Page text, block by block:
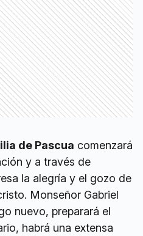
de Pascua comenzará
y a través de
la alegría y el gozo de
Monseñor Gabriel
nuevo, preparará el
habrá una extensa